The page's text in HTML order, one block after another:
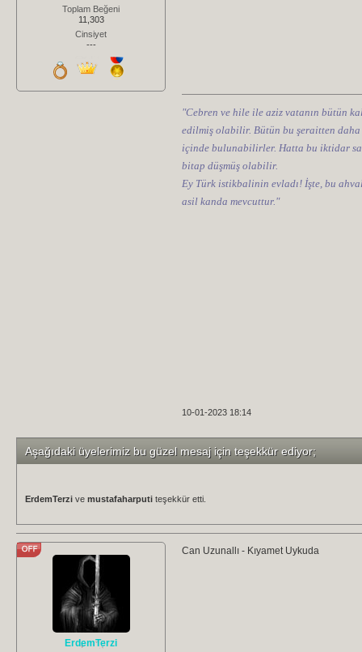
Toplam Beğeni
11,303
Cinsiyet
---
"Cebren ve hile ile aziz vatanın bütün
edilmiş olabilir. Bütün bu şeraitten
içinde bulunabilirler. Hatta bu iktidar
bitap düşmüş olabilir.
Ey Türk istikbalinin evladı! İşte, bu
asil kanda mevcuttur."
10-01-2023 18:14
Aşağıdaki üyelerimiz bu güzel mesaj için teşekkür ediyor;
ErdemTerzi ve mustafaharputi teşekkür etti.
ErdemTerzi
Can Uzunallı - Kıyamet Uykuda